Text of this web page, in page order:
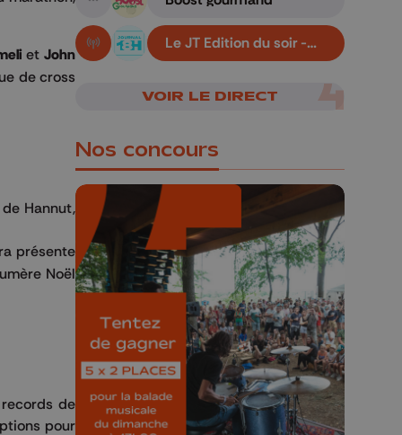
et John
de cross
Hannut,
présente
Noël
de
pour
A suivre
En live!
Le JT Edition du soir -
VOIR LE DIRECT
Nos concours
🎁 Gagnez 5x2
places pour le
Bucolique Ferrières
Festival 🌿🎶
Concours valable jusqu'au 9 août,
23h59.